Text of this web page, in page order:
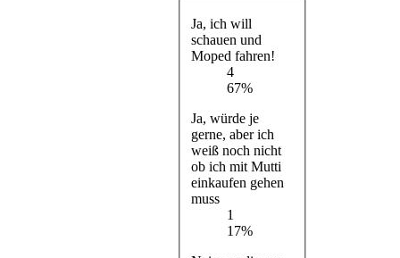
Ja, ich will
schauen und
Moped fahren!
4
67%
Ja, würde je
gerne, aber ich
weiß noch nicht
ob ich mit Mutti
einkaufen gehen
muss
1
17%